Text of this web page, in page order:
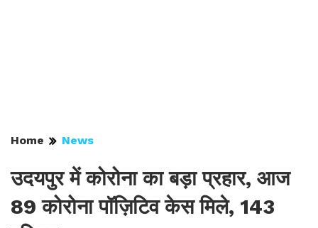
Home News
उदयपुर में कोरोना का बड़ा प्रहार, आज
89 कोरोना पॉज़िटिव केस मिले, 143